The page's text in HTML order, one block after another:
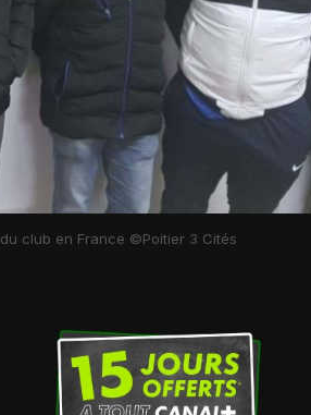
club en France ©Poitier 3 Cités